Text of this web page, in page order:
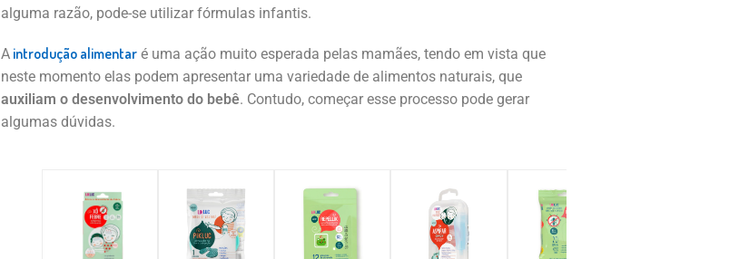
alguma razão, pode-se utilizar fórmulas infantis.
Aintrodução alimentaré uma ação muito esperada pelas mamães, tendo em vista que
neste momento elas podem apresentar uma variedade de alimentos naturais, que
auxiliam o desenvolvimento do bebê. Contudo, começar esse processo pode gerar
algumas dúvidas.